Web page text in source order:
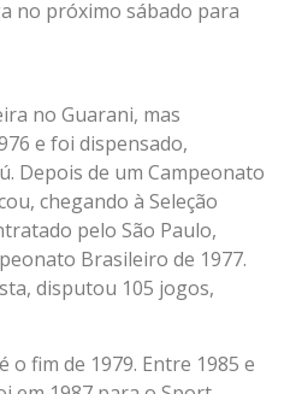
no próximo sábado para
no Guarani, mas
e foi dispensado,
Depois de um Campeonato
chegando à Seleção
pelo São Paulo,
Brasileiro de 1977.
disputou 105 jogos,
o fim de 1979. Entre 1985 e